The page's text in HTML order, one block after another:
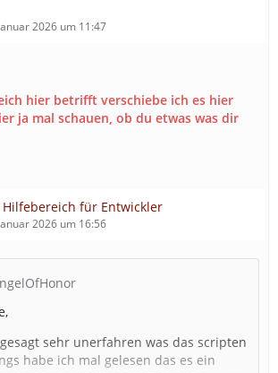
2026 um 11:47
hier betrifft verschiebe ich es hier
ja mal schauen, ob du etwas was dir
Hilfebereich für Entwickler
2026 um 16:56
sehr unerfahren was das scripten
habe ich mal gelesen das es ein